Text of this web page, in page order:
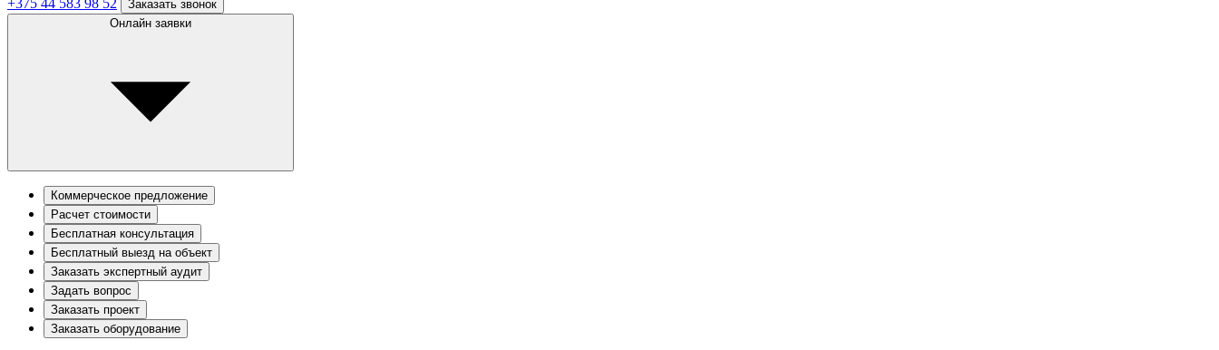
+375 44 583 98 52
Заказать звонок
Онлайн заявки
Коммерческое предложение
Расчет стоимости
Бесплатная консультация
Бесплатный выезд на объект
Заказать экспертный аудит
Задать вопрос
Заказать проект
Заказать оборудование